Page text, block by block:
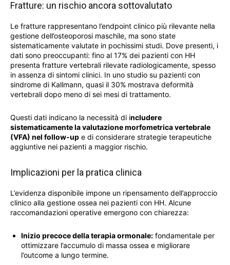
Fratture: un rischio ancora sottovalutato
Le fratture rappresentano l’endpoint clinico più rilevante nella
gestione dell’osteoporosi maschile, ma sono state
sistematicamente valutate in pochissimi studi. Dove presenti, i
dati sono preoccupanti: fino al 17% dei pazienti con HH
presenta fratture vertebrali rilevate radiologicamente, spesso
in assenza di sintomi clinici. In uno studio su pazienti con
sindrome di Kallmann, quasi il 30% mostrava deformità
vertebrali dopo meno di sei mesi di trattamento.
Questi dati indicano la necessità di includere
sistematicamente la valutazione morfometrica vertebrale
(VFA) nel follow-up e di considerare strategie terapeutiche
aggiuntive nei pazienti a maggior rischio.
Implicazioni per la pratica clinica
L’evidenza disponibile impone un ripensamento dell’approccio
clinico alla gestione ossea nei pazienti con HH. Alcune
raccomandazioni operative emergono con chiarezza:
Inizio precoce della terapia ormonale: fondamentale per
ottimizzare l’accumulo di massa ossea e migliorare
l’outcome a lungo termine.